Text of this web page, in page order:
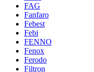
FAG
Fanfaro
Febest
Febi
FENNO
Fenox
Ferodo
Filtron